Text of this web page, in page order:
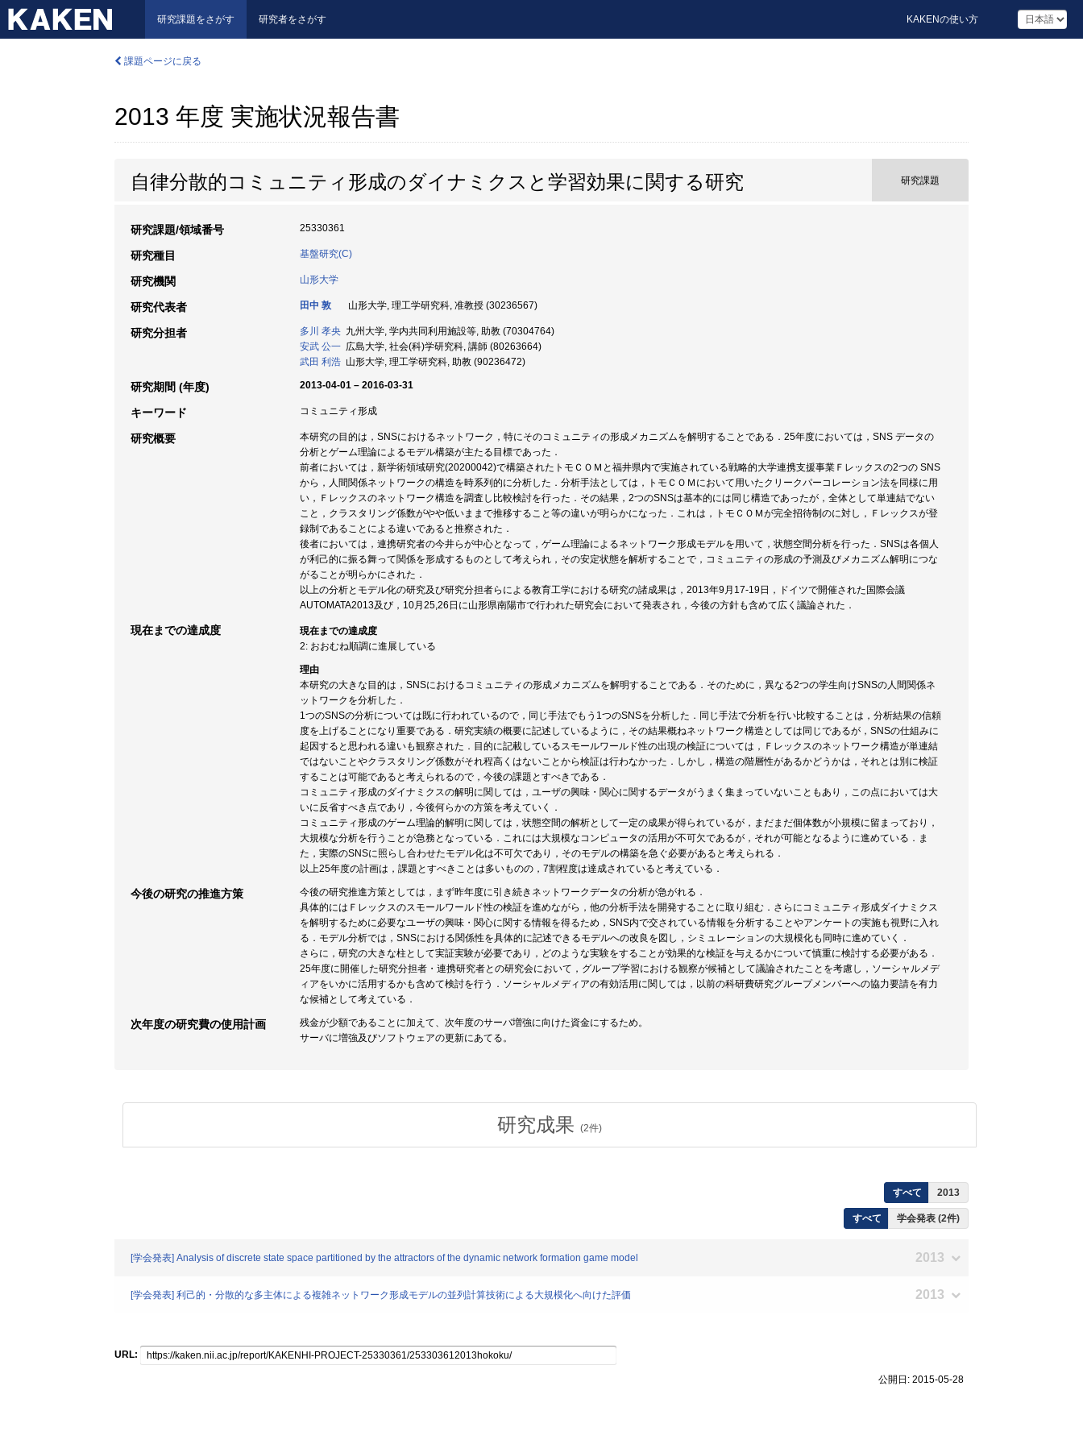
研究課題をさがす 研究者をさがす KAKENの使い方
課題ページに戻る
2013 年度 実施状況報告書
自律分散的コミュニティ形成のダイナミクスと学習効果に関する研究 研究課題
研究課題/領域番号 25330361
研究種目 基盤研究(C)
研究機関 山形大学
研究代表者 田中 敦 山形大学, 理工学研究科, 准教授 (30236567)
研究分担者 多川 孝央 九州大学, 学内共同利用施設等, 助教 (70304764)
安武 公一 広島大学, 社会(科)学研究科, 講師 (80263664)
武田 利浩 山形大学, 理工学研究科, 助教 (90236472)
研究期間 (年度) 2013-04-01 – 2016-03-31
キーワード コミュニティ形成
研究概要
本研究の目的は，SNSにおけるネットワーク，特にそのコミュニティの形成メカニズムを解明することである．25年度においては，SNS データの
分析とゲーム理論によるモデル構築が主たる目標であった．
前者においては，新学術領域研究(20200042)で構築されたトモＣＯＭと福井県内で実施されている戦略的大学連携支援事業Ｆレックスの2つの SNS
から，人間関係ネットワークの構造を時系列的に分析した．分析手法としては，トモＣＯＭにおいて用いたクリークパーコレーション法を同様に用
い，Ｆレックスのネットワーク構造を調査し比較検討を行った．その結果，2つのSNSは基本的には同じ構造であったが，全体として単連結でない
こと，クラスタリング係数がやや低いままで推移すること等の違いが明らかになった．これは，トモＣＯＭが完全招待制のに対し，Ｆレックスが登
録制であることによる違いであると推察された．
後者においては，連携研究者の今井らが中心となって，ゲーム理論によるネットワーク形成モデルを用いて，状態空間分析を行った．SNSは各個人
が利己的に振る舞って関係を形成するものとして考えられ，その安定状態を解析することで，コミュニティの形成の予測及びメカニズム解明につな
がることが明らかにされた．
以上の分析とモデル化の研究及び研究分担者らによる教育工学における研究の諸成果は，2013年9月17-19日，ドイツで開催された国際会議
AUTOMATA2013及び，10月25,26日に山形県南陽市で行われた研究会において発表され，今後の方針も含めて広く議論された．
現在までの達成度
現在までの達成度
2: おおむね順調に進展している
理由
本研究の大きな目的は，SNSにおけるコミュニティの形成メカニズムを解明することである．そのために，異なる2つの学生向けSNSの人間関係ネ
ットワークを分析した．
1つのSNSの分析については既に行われているので，同じ手法でもう1つのSNSを分析した．同じ手法で分析を行い比較することは，分析結果の信頼
度を上げることになり重要である．研究実績の概要に記述しているように，その結果概ねネットワーク構造としては同じであるが，SNSの仕組みに
起因すると思われる違いも観察された．目的に記載しているスモールワールド性の出現の検証については，Ｆレックスのネットワーク構造が単連結
ではないことやクラスタリング係数がそれ程高くはないことから検証は行わなかった．しかし，構造の階層性があるかどうかは，それとは別に検証
することは可能であると考えられるので，今後の課題とすべきである．
コミュニティ形成のダイナミクスの解明に関しては，ユーザの興味・関心に関するデータがうまく集まっていないこともあり，この点においては大
いに反省すべき点であり，今後何らかの方策を考えていく．
コミュニティ形成のゲーム理論的解明に関しては，状態空間の解析として一定の成果が得られているが，まだまだ個体数が小規模に留まっており，
大規模な分析を行うことが急務となっている．これには大規模なコンピュータの活用が不可欠であるが，それが可能となるように進めている．ま
た，実際のSNSに照らし合わせたモデル化は不可欠であり，そのモデルの構築を急ぐ必要があると考えられる．
以上25年度の計画は，課題とすべきことは多いものの，7割程度は達成されていると考えている．
今後の研究の推進方策
今後の研究推進方策としては，まず昨年度に引き続きネットワークデータの分析が急がれる．
具体的にはＦレックスのスモールワールド性の検証を進めながら，他の分析手法を開発することに取り組む．さらにコミュニティ形成ダイナミクス
を解明するために必要なユーザの興味・関心に関する情報を得るため，SNS内で交されている情報を分析することやアンケートの実施も視野に入れ
る．モデル分析では，SNSにおける関係性を具体的に記述できるモデルへの改良を図し，シミュレーションの大規模化も同時に進めていく．
さらに，研究の大きな柱として実証実験が必要であり，どのような実験をすることが効果的な検証を与えるかについて慎重に検討する必要がある．
25年度に開催した研究分担者・連携研究者との研究会において，グループ学習における観察が候補として議論されたことを考慮し，ソーシャルメデ
ィアをいかに活用するかも含めて検討を行う．ソーシャルメディアの有効活用に関しては，以前の科研費研究グループメンバーへの協力要請を有力
な候補として考えている．
次年度の研究費の使用計画
残金が少額であることに加えて、次年度のサーバ増強に向けた資金にするため。
サーバに増強及びソフトウェアの更新にあてる。
研究成果 (2件)
すべて 2013
すべて 学会発表 (2件)
[学会発表] Analysis of discrete state space partitioned by the attractors of the dynamic network formation game model 2013
[学会発表] 利己的・分散的な多主体による複雑ネットワーク形成モデルの並列計算技術による大規模化へ向けた評価 2013
URL:
公開日: 2015-05-28